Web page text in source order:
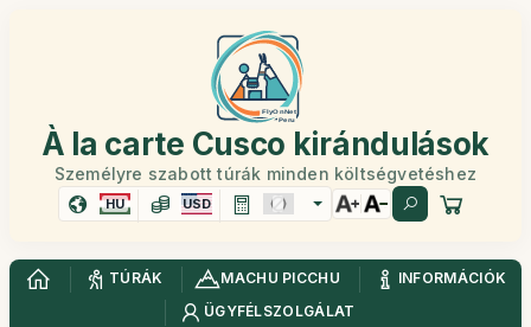
À la carte Cusco kirándulások
Személyre szabott túrák minden költségvetéshez
HU USD
TÚRÁK MACHU PICCHU
INFORMÁCIÓK
ÜGYFÉLSZOLGÁLAT